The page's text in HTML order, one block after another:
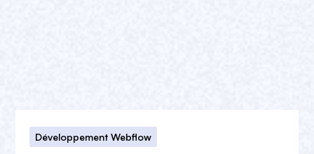
Développement Webflow